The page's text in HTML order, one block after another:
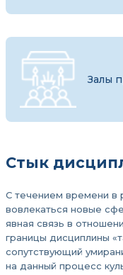
Залы
Стык
С течением времени в
вовлекаться новые
явная связь в
границы дисциплины
сопутствующий
на данный процесс